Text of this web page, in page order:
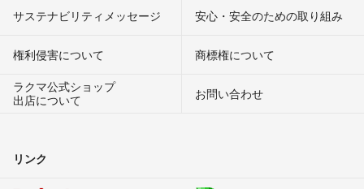
サステナビリティメッセージ 安心・安全のための取り組み
権利侵害について
商標権について
ラクマ公式ショップ
出店について
お問い合わせ
リンク